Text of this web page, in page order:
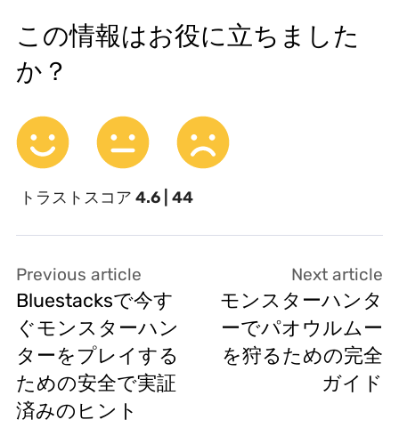
この情報はお役に立ちました
か？
トラストスコア 4.6 | 44
Previous article
Bluestacksで今す
ぐモンスターハン
ターをプレイする
ための安全で実証
済みのヒント
Next article
モンスターハンタ
ーでパオウルムー
を狩るための完全
ガイド